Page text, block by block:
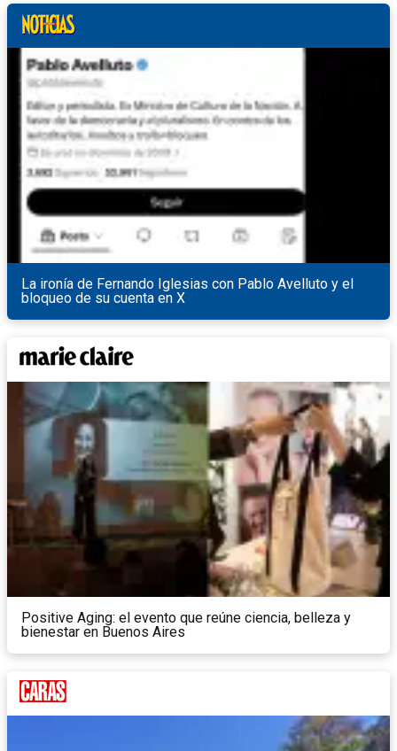
La ironía de Fernando Iglesias con Pablo Avelluto y el
bloqueo de su cuenta en X
Positive Aging: el evento que reúne ciencia, belleza y
bienestar en Buenos Aires